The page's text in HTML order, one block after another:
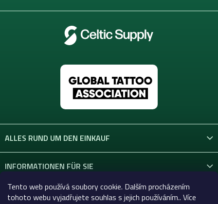
Tento web používá soubory cookie. Dalším procházením
tohoto webu vyjadřujete souhlas s jejich používáním.. Více
ALLES RUND UM DEN EINKAUF
INFORMATIONEN FÜR SIE
KONTAKT